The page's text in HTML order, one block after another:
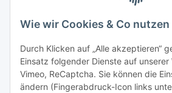
Wie wir Cookies & Co nutzen
Durch Klicken auf „Alle akzeptieren“
Einsatz folgender Dienste auf unserer
Vimeo, ReCaptcha. Sie können die
ändern (Fingerabdruck-Icon links
Alle mit*markierten Felder sind
E-Mail-Adresse
Passwort